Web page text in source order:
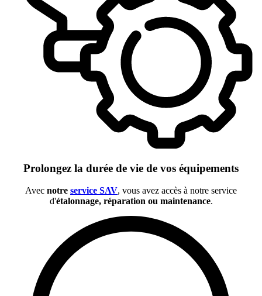
Prolongez la durée de vie de vos équipements
Avec notre service SAV, vous avez accès à notre service
d'étalonnage, réparation ou maintenance.